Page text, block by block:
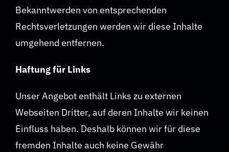
Bekanntwerden von entsprechenden
Rechtsverletzungen werden wir diese Inhalte
umgehend entfernen.
Haftung für Links
Unser Angebot enthält Links zu externen
Webseiten Dritter, auf deren Inhalte wir keinen
Einfluss haben. Deshalb können wir für diese
fremden Inhalte auch keine Gewähr